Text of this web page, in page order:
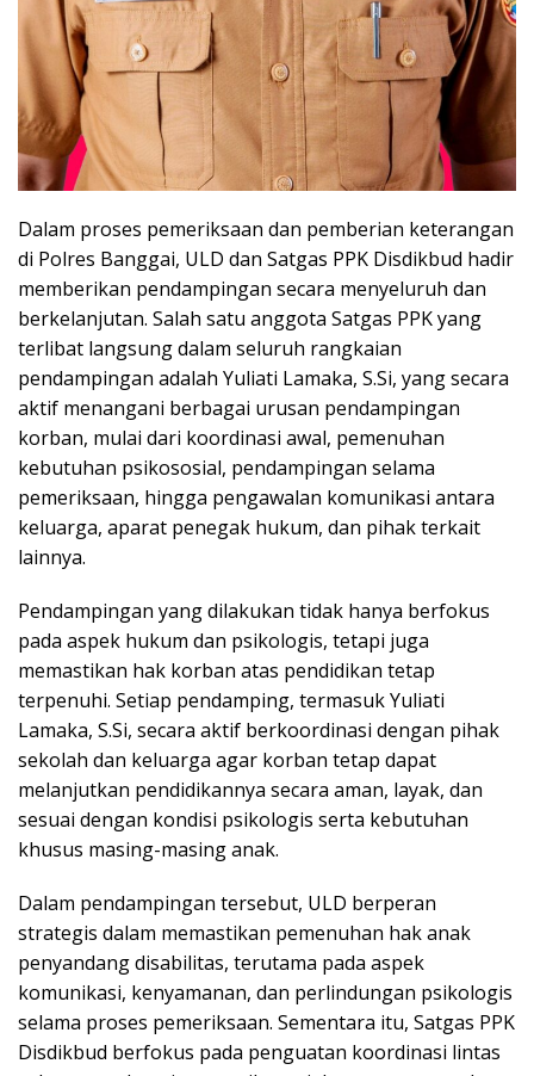
Dalam proses pemeriksaan dan pemberian keterangan
di Polres Banggai, ULD dan Satgas PPK Disdikbud hadir
memberikan pendampingan secara menyeluruh dan
berkelanjutan. Salah satu anggota Satgas PPK yang
terlibat langsung dalam seluruh rangkaian
pendampingan adalah Yuliati Lamaka, S.Si, yang secara
aktif menangani berbagai urusan pendampingan
korban, mulai dari koordinasi awal, pemenuhan
kebutuhan psikososial, pendampingan selama
pemeriksaan, hingga pengawalan komunikasi antara
keluarga, aparat penegak hukum, dan pihak terkait
lainnya.
Pendampingan yang dilakukan tidak hanya berfokus
pada aspek hukum dan psikologis, tetapi juga
memastikan hak korban atas pendidikan tetap
terpenuhi. Setiap pendamping, termasuk Yuliati
Lamaka, S.Si, secara aktif berkoordinasi dengan pihak
sekolah dan keluarga agar korban tetap dapat
melanjutkan pendidikannya secara aman, layak, dan
sesuai dengan kondisi psikologis serta kebutuhan
khusus masing-masing anak.
Dalam pendampingan tersebut, ULD berperan
strategis dalam memastikan pemenuhan hak anak
penyandang disabilitas, terutama pada aspek
komunikasi, kenyamanan, dan perlindungan psikologis
selama proses pemeriksaan. Sementara itu, Satgas PPK
Disdikbud berfokus pada penguatan koordinasi lintas